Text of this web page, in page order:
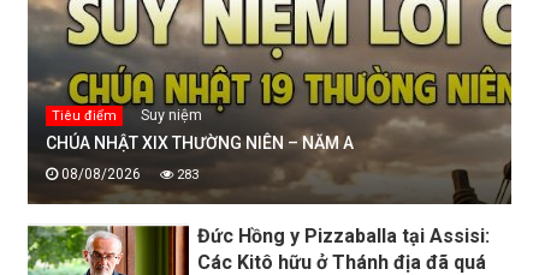
Tiêu điểm Suy niệm
CHÚA NHẬT XIX THƯỜNG NIÊN – NĂM A
08/08/2026 283
Đức Hồng y Pizzaballa tại Assisi:
Các Kitô hữu ở Thánh địa đã quá